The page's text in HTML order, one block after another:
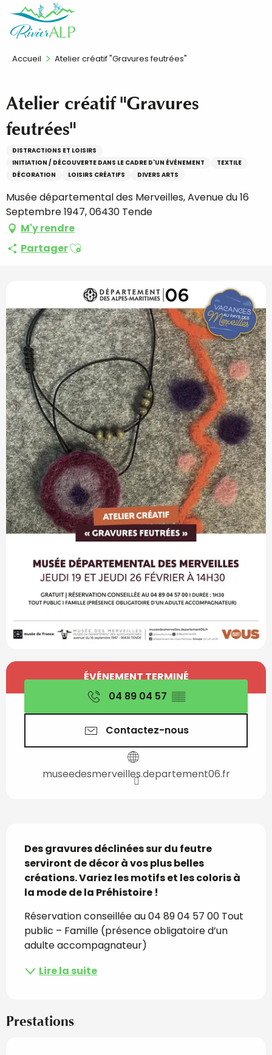
contenu
FR
Accueil Atelier créatif "Gravures feutrées"
Atelier créatif "Gravures
feutrées"
DISTRACTIONS ET LOISIRS
INITIATION / DÉCOUVERTE DANS LE CADRE D'UN ÉVÉNEMENT
TEXTILE
DÉCORATION
LOISIRS CRÉATIFS DIVERS ARTS
Musée départemental des Merveilles, Avenue du 16
Septembre 1947, 06430 Tende
M'y rendre
PartagerAjouter aux favoris
Ouverture et
ÉVÉNEMENT TERMINÉ
04 89 04 57 ▒▒
Contactez-nous
museedesmerveilles.departement06.fr
Description
Des gravures déclinées sur du feutre
serviront de décor à vos plus belles
créations. Variez les motifs et les coloris à
la mode de la Préhistoire !
Réservation conseillée au 04 89 04 57 00 Tout
public – Famille (présence obligatoire d’un
adulte accompagnateur)
Lire la suite
Prestations